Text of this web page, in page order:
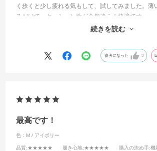
く歩くと少し疲れる気もして、試してみました。薄
るだけで、クッション性が全然違う！快適です。
ただ、購入するときのサイズ選びで戸惑いました。
続きを読む
参考になった 3
最高です！
色：M / アイボリー
品質:★★★★★ 履き心地:★★★★★ 購入の決め手:機